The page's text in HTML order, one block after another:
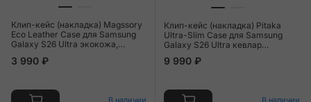
Клип-кейс (накладка) Magssory
Eco Leather Case для Samsung
Galaxy S26 Ultra экокожа,
3 990 ₽
В наличии
Клип-кейс (накладка) Pitaka
Ultra-Slim Case для Samsung
Galaxy S26 Ultra кевлар
9 990 ₽
В наличии